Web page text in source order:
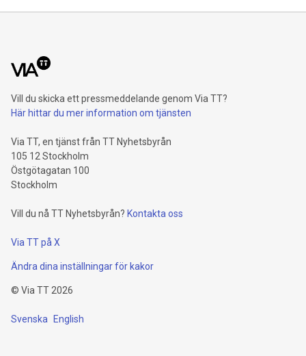
Vill du skicka ett pressmeddelande genom Via TT?
Här hittar du mer information om tjänsten
Via TT, en tjänst från TT Nyhetsbyrån
105 12 Stockholm
Östgötagatan 100
Stockholm
Vill du nå TT Nyhetsbyrån? Kontakta oss
Via TT på X
Ändra dina inställningar för kakor
© Via TT2026
Svenska English